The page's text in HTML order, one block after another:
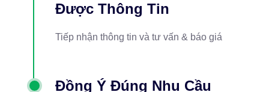
Được Thông Tin
Tiếp nhận thông tin và tư vấn & báo giá
Đồng Ý Đúng Nhu Cầu